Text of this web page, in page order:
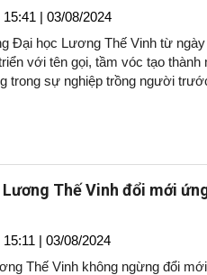
15:41 | 03/08/2024
Đại học Lương Thế Vinh từ
với tên gọi, tầm vóc tạo
trong sự nghiệp trồng người
Thế Vinh đổi mới
15:11 | 03/08/2024
Thế Vinh không ngừng đổi